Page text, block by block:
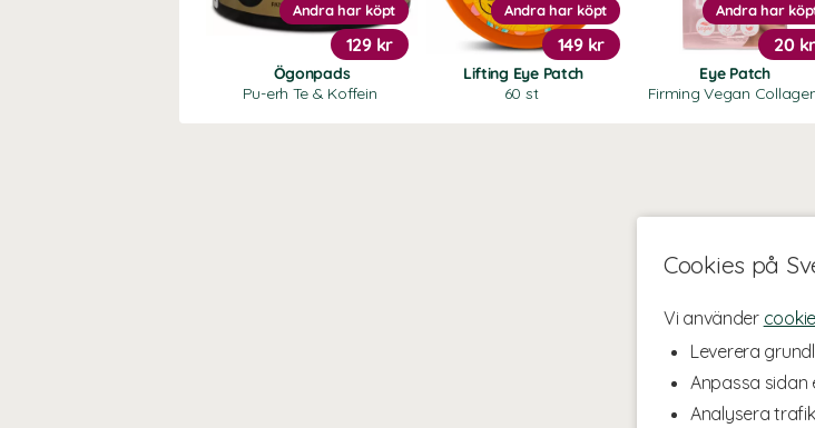
Cookies på
Vi använder
Leverera
Anpassa sidan
Analysera
Ögonpads
Pu-erh Te & Koffein
Andra har köpt
129 kr
Lifting Eye Patch
60 st
Andra har köpt
149 kr
Eye Patch
Firming Vegan
Andra har
20 kr